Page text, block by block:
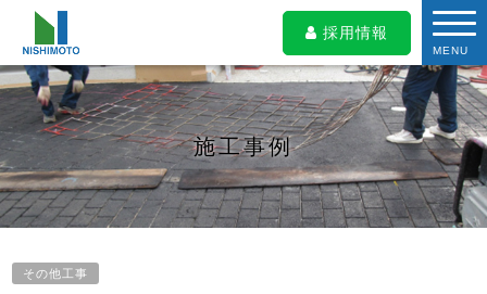
採用情報
MENU
施工事例
その他工事